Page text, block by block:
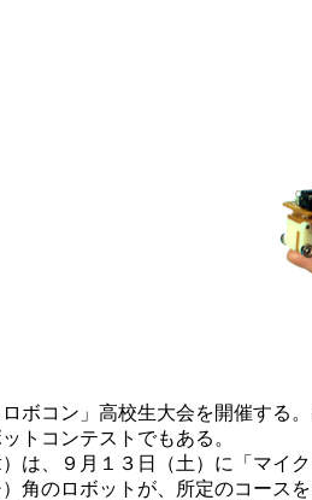
ボコン」高校生大会を開催す
トコンテストでもある。
、９月１３日（土）に「マイク
のロボットが、所定のコース